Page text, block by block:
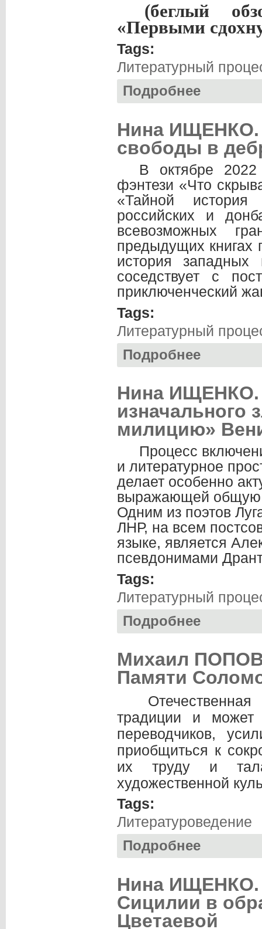
(беглый
«Первыми
Tags:
Литературный
Подробнее
Нина ИЩЕНКО.
свободы в
В октябре 2022
фэнтези «Что
«Тайной
российских и
всевозможных
предыдущих книгах
история
соседствует с
приключенческий
Tags:
Литературный
Подробнее
Нина ИЩЕНКО.
изначального
милицию»
Процесс
и литературное
делает особенно
выражающей общую
Одним из поэтов
ЛНР, на всем
языке, является
псевдонимами
Tags:
Литературный
Подробнее
Михаил
Памяти
традиции и может
переводчиков,
приобщиться к
их труду и
художественной
Tags:
Литературоведение
Подробнее
Нина ИЩЕНКО.
Сицилии в
Цветаевой